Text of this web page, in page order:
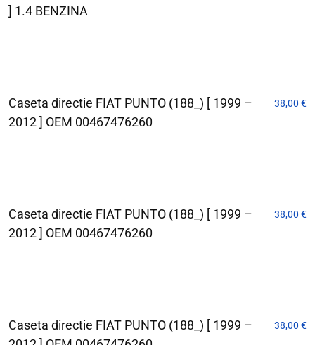
] 1.4 BENZINA
Caseta directie FIAT PUNTO (188_) [ 1999 –
2012 ] OEM 00467476260
38,00 €
Caseta directie FIAT PUNTO (188_) [ 1999 –
2012 ] OEM 00467476260
38,00 €
Caseta directie FIAT PUNTO (188_) [ 1999 –
38,00 €